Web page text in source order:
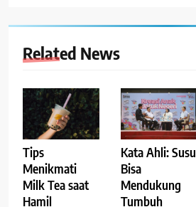
Related News
Tips
Menikmati
Milk Tea saat
Hamil
Kata Ahli: Susu
Bisa
Mendukung
Tumbuh